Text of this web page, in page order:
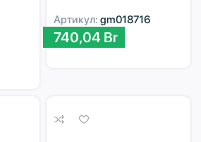
Артикул: gm018716
740,04 Br